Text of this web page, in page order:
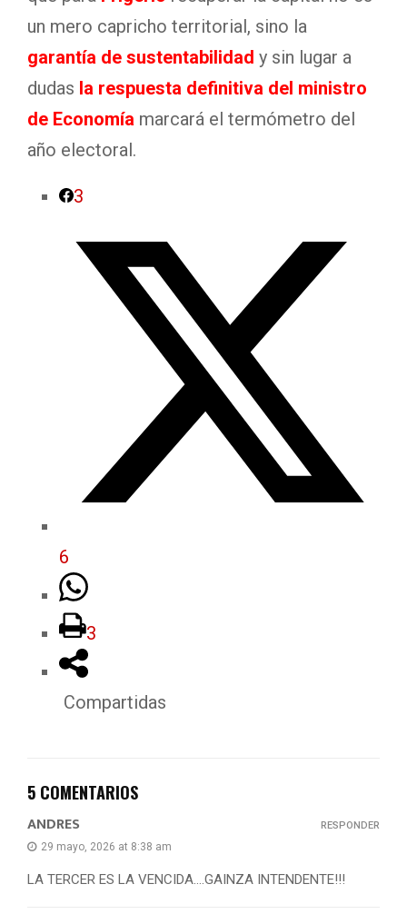
un mero capricho territorial, sino la
garantía de sustentabilidad y sin lugar a
dudas la respuesta definitiva del ministro
de Economía marcará el termómetro del
año electoral.
3
6
3
Compartidas
5 COMENTARIOS
ANDRES
29 mayo, 2026 at 8:38 am
LA TERCER ES LA VENCIDA….GAINZA INTENDENTE!!!
RESPONDER